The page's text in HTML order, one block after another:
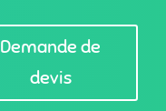
Demande de
devis